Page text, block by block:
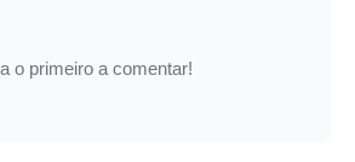
o primeiro a comentar!